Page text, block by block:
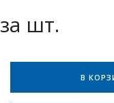
за шт.
В